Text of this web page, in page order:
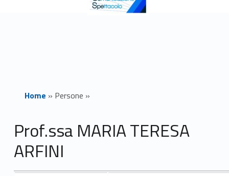
Home » Persone »
Prof.ssa MARIA TERESA
ARFINI